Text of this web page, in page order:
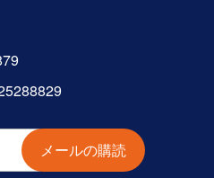
メールの購読